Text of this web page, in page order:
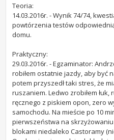
Teoria:
14.03.2016r. - Wynik 74/74,
powtórzenia testów
domu.
Praktyczny:
29.03.2016r. - Egzaminator:
robiłem ostatnie jazdy, aby być
potem przyszedł taki stres, że
ruszaniem. Ledwo zrobiłem łuk,
ręcznego z piskiem opon, zero
samochodu. Na mieście po 10
pierwszeństwa na
blokami niedaleko Castoramy